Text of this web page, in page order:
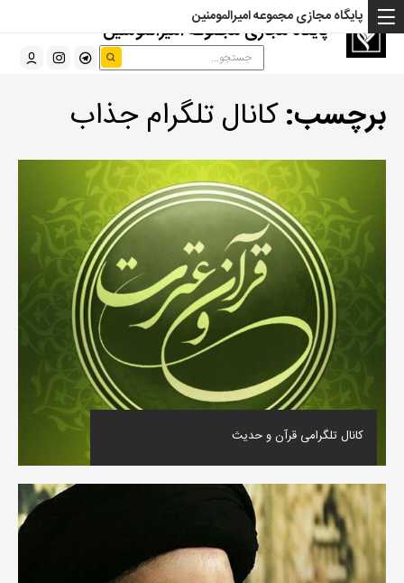
پایگاه مجازی مجموعه امیرالمومنین
پایگاه مجازی مجموعه امیرالمومنین
برچسب:کانال تلگرام جذاب
کانال تلگرامی قرآن و حدیث